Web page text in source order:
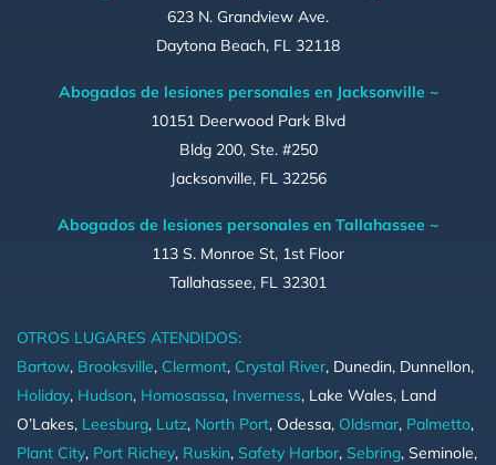
623 N. Grandview Ave.
Daytona Beach, FL 32118
Abogados de lesiones personales en Jacksonville ~
10151 Deerwood Park Blvd
Bldg 200, Ste. #250
Jacksonville, FL 32256
Abogados de lesiones personales en Tallahassee ~
113 S. Monroe St, 1st Floor
Tallahassee, FL 32301
OTROS LUGARES ATENDIDOS:
Bartow, Brooksville, Clermont, Crystal River, Dunedin, Dunnellon,
Holiday, Hudson, Homosassa, Inverness, Lake Wales, Land
O’Lakes, Leesburg, Lutz, North Port, Odessa, Oldsmar, Palmetto,
Plant City, Port Richey, Ruskin, Safety Harbor, Sebring, Seminole,